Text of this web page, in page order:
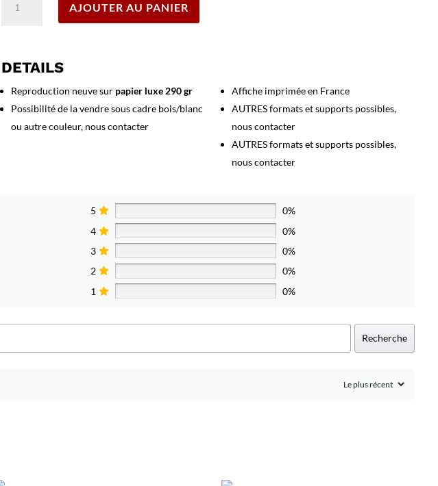
git
nut
bessers
AJOUTER AU PANIER
DETAILS
Reproduction neuve sur papier luxe 290 gr
Possibilité de la vendre sous cadre bois/blanc
ou autre couleur, nous contacter
Affiche imprimée en France
AUTRES formats et supports possibles,
nous contacter
AUTRES formats et supports possibles,
nous contacter
5
0%
4
0%
3
0%
2
0%
1
0%
Recherche